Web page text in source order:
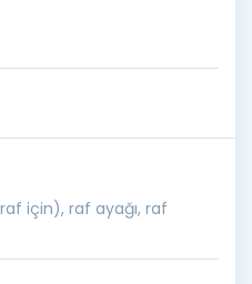
için), raf ayağı, raf